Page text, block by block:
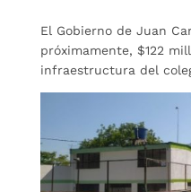
El Gobierno de Juan
próximamente, $122
infraestructura del